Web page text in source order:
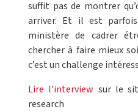
suffit pas de montrer
arriver. Et il est
ministère de cadrer
chercher à faire mieux
c’est un challenge
Lire l’interview sur le
research